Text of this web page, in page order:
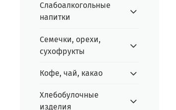
Слабоалкогольные
напитки
Семечки, орехи,
сухофрукты
Кофе, чай, какао
Хлебобулочные
изделия